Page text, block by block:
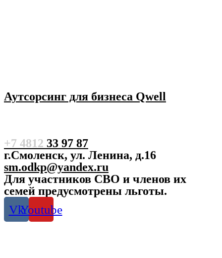
Аутсорсинг для бизнеса Qwell
+7 4812 33 97 87
г.Смоленск, ул. Ленина, д.16
sm.odkp@yandex.ru
Для участников СВО и членов их
семей предусмотрены льготы.
VkYoutube